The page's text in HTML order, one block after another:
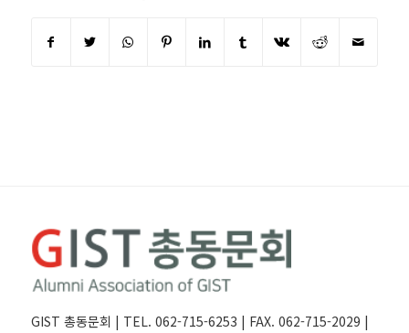
GIST 총동문회 | TEL. 062-715-6253 | FAX. 062-715-2029 |